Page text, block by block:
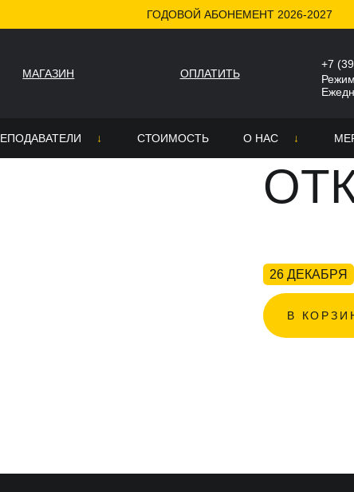
ГОДОВОЙ АБОНЕМЕНТ 2026-2027
МАГАЗИН ОПЛАТИТЬ
+7
СТОИМОСТЬ О НАС
О школе
Никита Гончаров
СМИ о нас
Отзывы
26 ДЕКАБРЯ
В